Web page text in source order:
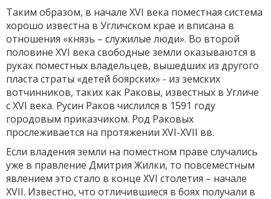
Таким образом, в начале XVI века поместная система
хорошо известна в Угличском крае и вписана в
отношения «князь – служилые люди». Во второй
половине XVI века свободные земли оказываются в
руках поместных владельцев, вышедших из другого
пласта страты «детей боярских» - из земских
вотчинников, таких как Раковы, известных в Угличе
с XVI века. Русин Раков числился в 1591 году
городовым приказчиком. Род Раковых
прослеживается на протяжении XVI-XVII вв.
Если владения земли на поместном праве случались
уже в правление Дмитрия Жилки, то повсеместным
явлением это стало в конце XVI столетия – начале
XVII. Известно, что отличившиеся в боях получали в